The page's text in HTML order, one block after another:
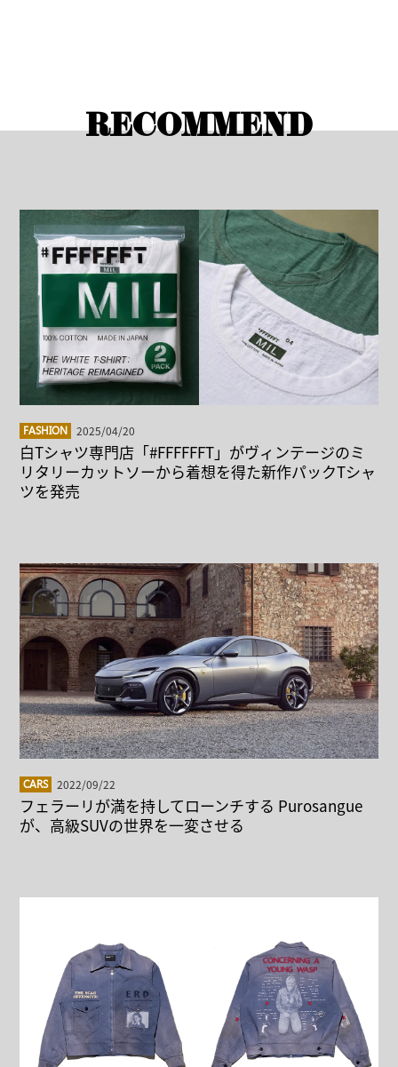
RECOMMEND
FASHION 2025/04/20
白Tシャツ専門店「#FFFFFFT」がヴィンテージのミ
リタリーカットソーから着想を得た新作パックTシャ
ツを発売
CARS 2022/09/22
フェラーリが満を持してローンチする Purosangue
が、高級SUVの世界を一変させる